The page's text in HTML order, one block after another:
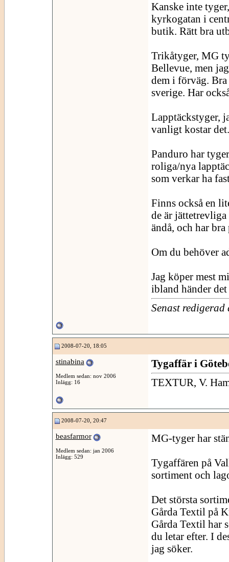
Kanske inte
kyrkogatan i
butik. Rätt bra
Trikåtyger, MG
Bellevue, men
dem i förväg.
sverige. Har
Lapptäckstyger,
vanligt kostar det.
Panduro har
roliga/nya
som verkar ha
Finns också en
de är
ändå, och har
Om du behöver
Jag köper mest
ibland händer
Senast
2008-07-20, 18:05
stinabina
Medlem sedan: nov 2006
Inlägg: 16
Tygaffär i
TEXTUR, V.
2008-07-20, 20:47
beasfarmor
Medlem sedan: jan 2006
Inlägg: 529
MG-tyger har
Tygaffären på
sortiment och
Det största
Gårda Textil på
Gårda Textil har
du letar efter. I
jag söker.